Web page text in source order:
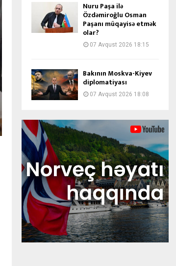
Nuru Paşa ilə
Özdəmiroğlu Osman
Paşanı müqayisə etmək
olar?
07 Avqust 2026 18:15
Bakının Moskva-Kiyev
diplomatiyası
07 Avqust 2026 18:08